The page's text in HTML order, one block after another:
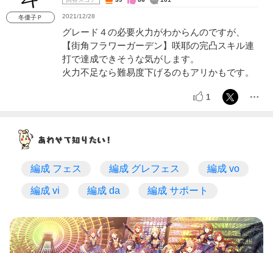
冬優子Ｐ 2021/12/28
グレード４の必要火力がわからんのですが、
【街角フラワーガーデン】咲耶の完凸スキル連
打で達成できそうな気がします。
火力不足なら難易度下げるのもアリかもです。
1
編成 フェス 編成 グレフェス 編成 vo
編成 vi 編成 da 編成 サポート